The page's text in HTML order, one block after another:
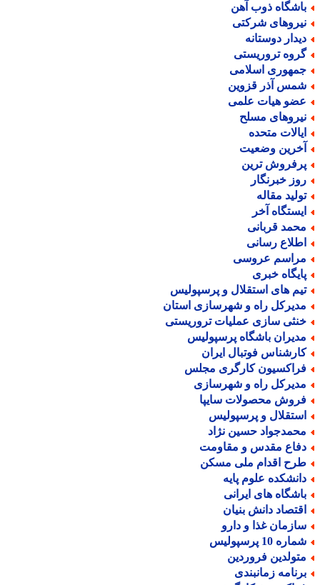
ذوب آهن
شرکتی
دوستانه
تروریستی
اسلامی
آذر قزوین
هیات علمی
مسلح
متحده
وضعیت
ترین
خبرنگار
مقاله
آخر
قربانی
رسانی
عروسی
خبری
های استقلال و پرسپولیس
راه و شهرسازی استان
سازی عملیات تروریستی
باشگاه پرسپولیس
فوتبال ایران
کارگری مجلس
راه و شهرسازی
محصولات سایپا
و پرسپولیس
حسین نژاد
مقدس و مقاومت
اقدام ملی مسکن
علوم پایه
های ایرانی
دانش بنیان
غذا و دارو
10 پرسپولیس
فروردین
زمانبندی